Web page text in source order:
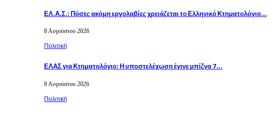
ΕΛ.Α.Σ.: Πόσες ακόμη εργολαβίες χρειάζεται το Ελληνικό Κτηματολόγιο…
8 Αυγούστου 2026
Πολιτική
ΕΛΑΣ για Κτηματολόγιο: Η υποστελέχωση έγινε μπίζνα 7…
8 Αυγούστου 2026
Πολιτική